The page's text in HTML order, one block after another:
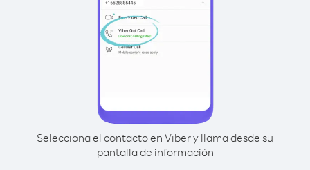
Selecciona el contacto en Viber y llama desde su
pantalla de información